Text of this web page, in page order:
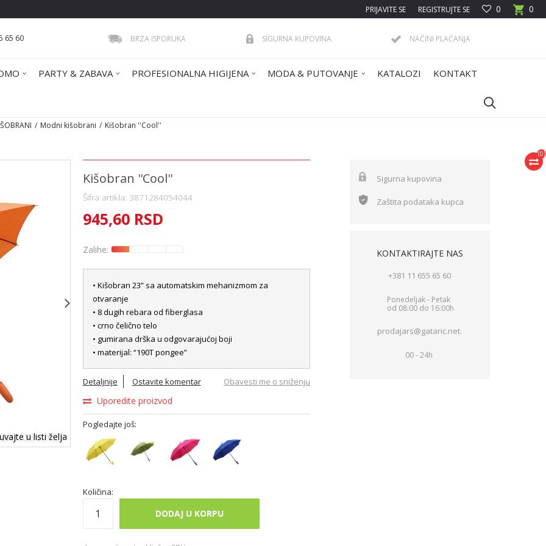
0
0
PRIJAVITE SE REGISTRUJTE SE
65 60 BRZA ISPORUKA SIGURNA KUPOVINA NAČINI PLAĆANJA
PARTY & ZABAVA PROFESIONALNA HIGIJENA MODA & PUTOVANJE KATALOZI KONTAKT
(0)
Modni kišobrani Kišobran ''Cool''
u listi želja
Kišobran ''Cool''
Šifra artikla: 3871284054044
945,60 RSD
Zalihe:
• Kišobran 23” sa automatskim mehanizmom za
otvaranje
• 8 dugih rebara od fiberglasa
• crno čelično telo
• gumirana drška u odgovarajućoj boji
• materijal: “190T pongee”
Detaljnije Ostavite komentar
Uporedite proizvod
Obavesti me o sniženju
Pogledajte još:
Količina:
DODAJ U KORPU
Sigurna kupovina
Zaštita podataka kupca
KONTAKTIRAJTE NAS
+381 11 655 65 60
Ponedeljak - Petak
od 08:00 do 16:00h
prodajars@gataric.net.
00 - 24h